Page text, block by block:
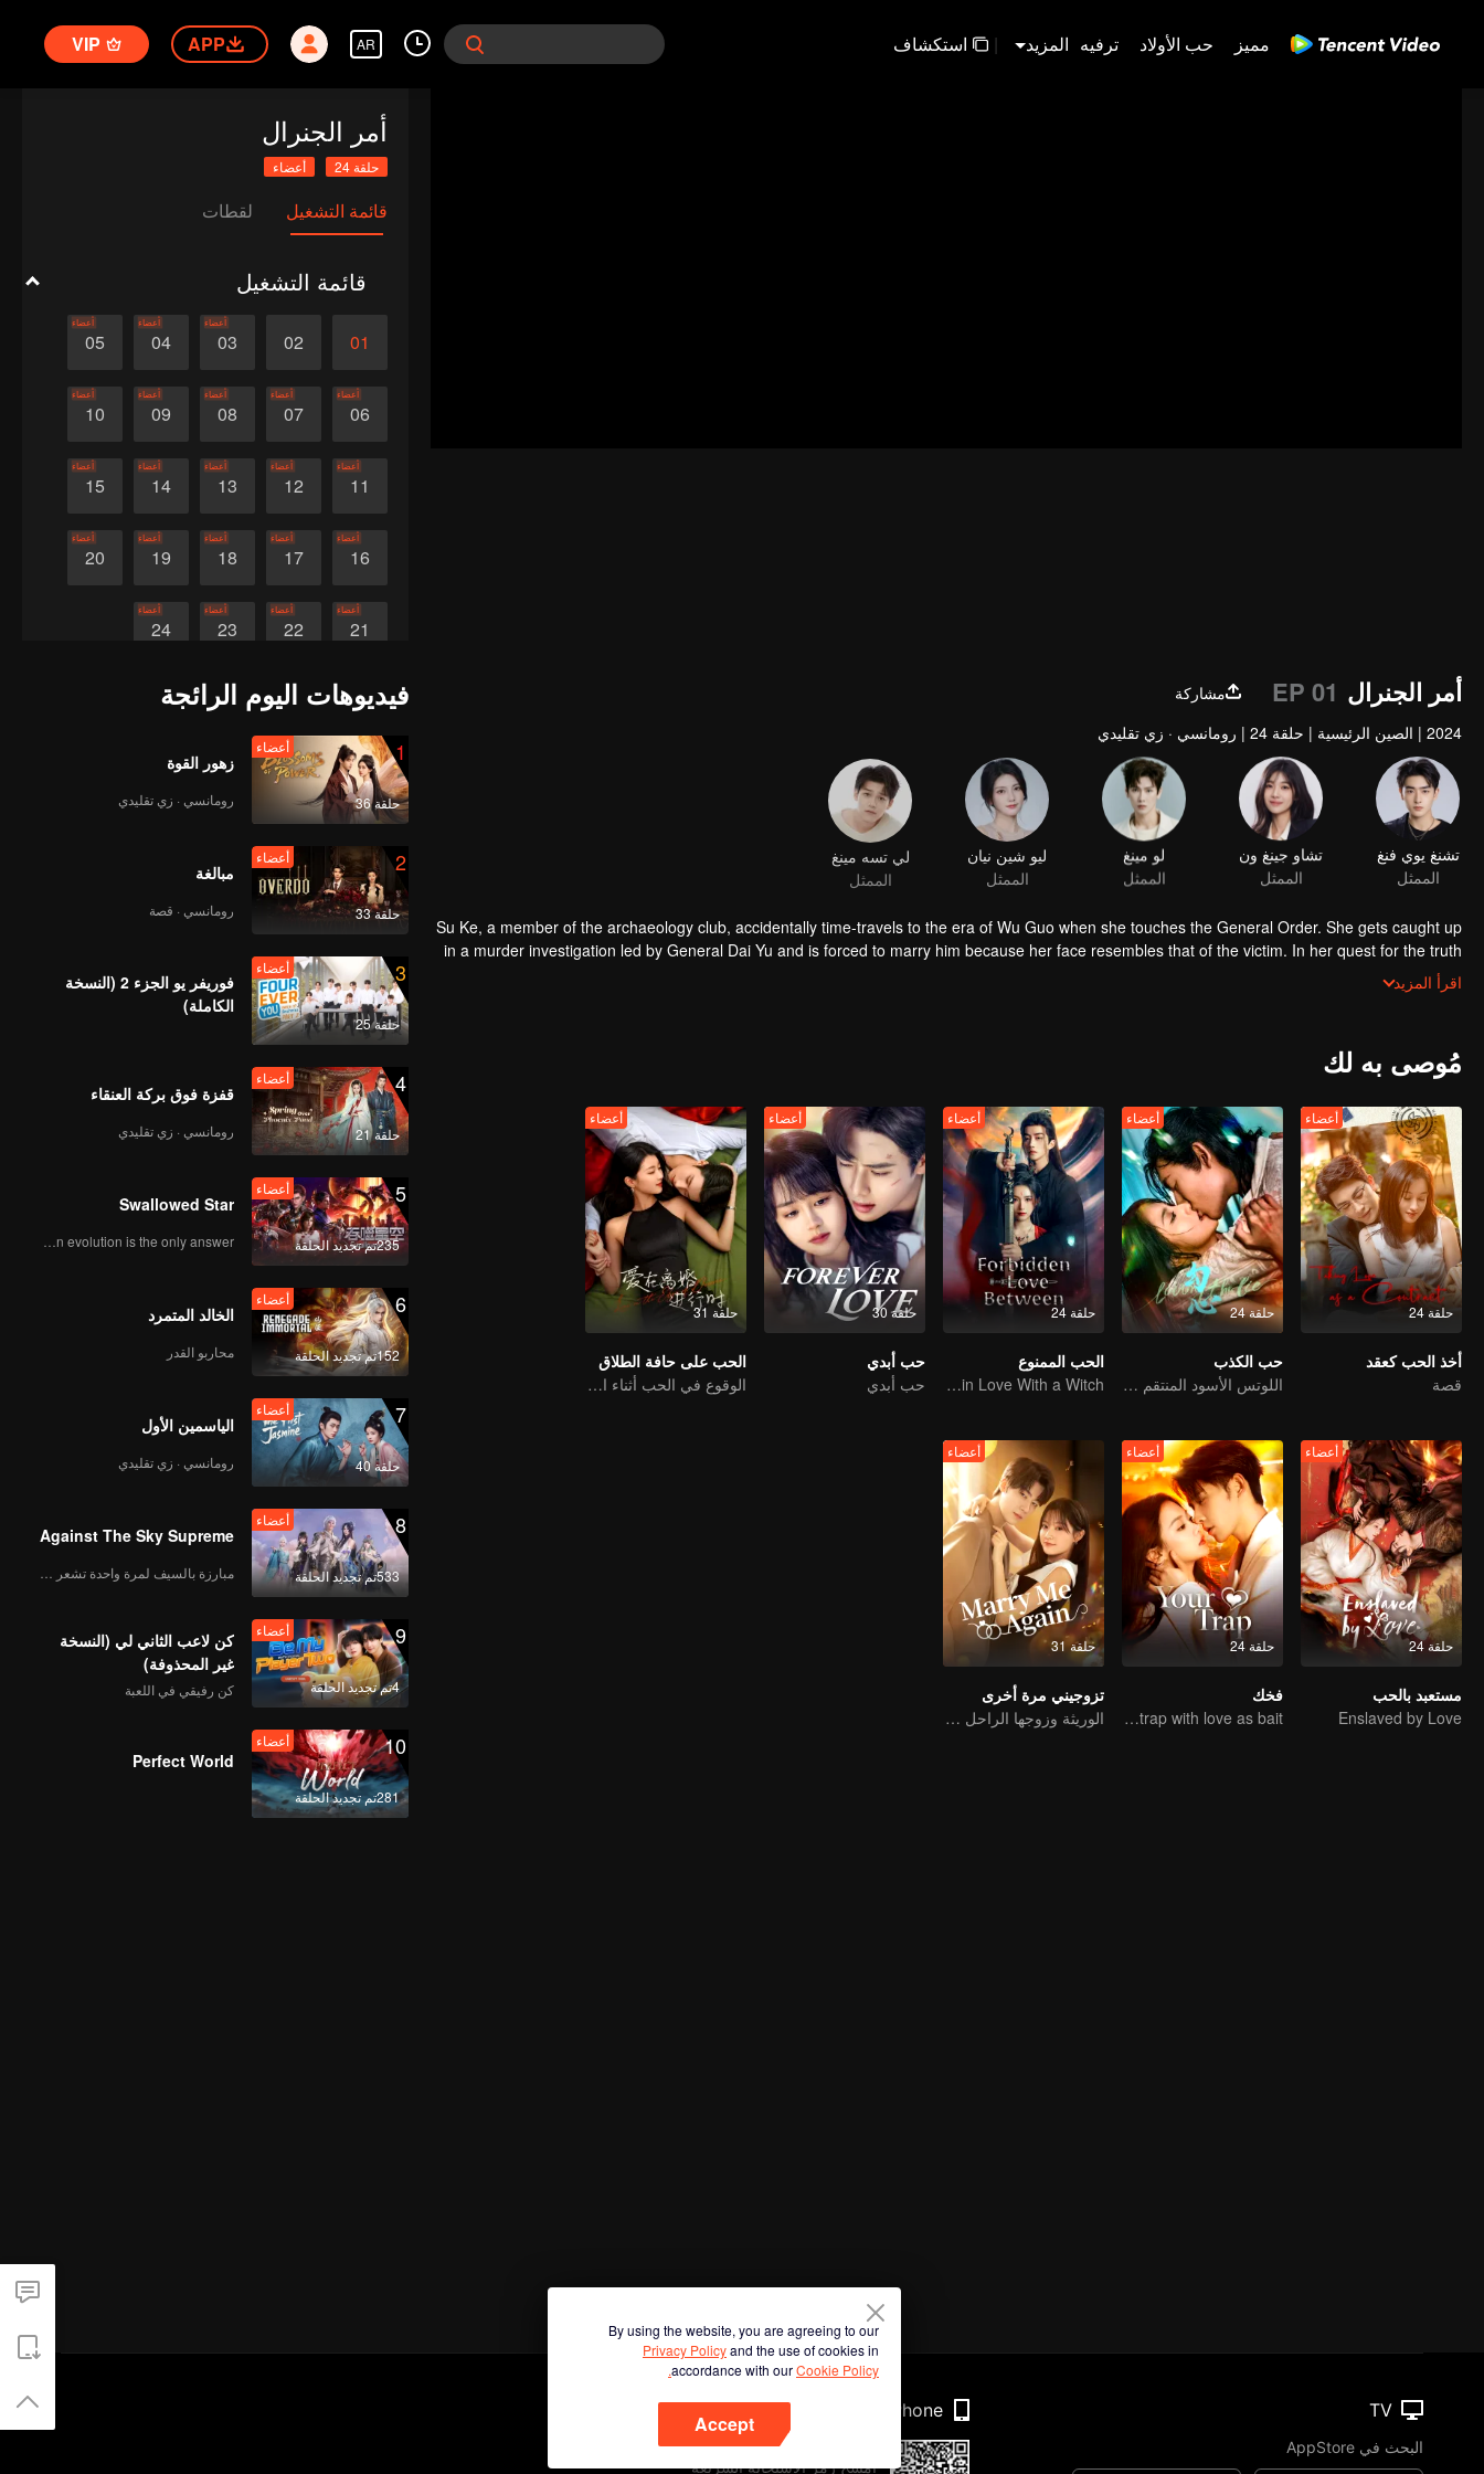
مميز حب الأولاد ترفيه المزيد | استكشاف AR
APP
VIP
أمر الجنرال
حلقة 24 أعضاء
قائمة التشغيل لقطات
قائمة التشغيل
01
02
03
أعضاء
04
أعضاء
05
أعضاء
06
أعضاء
07
أعضاء
08
أعضاء
09
أعضاء
10
أعضاء
11
أعضاء
12
أعضاء
13
أعضاء
14
أعضاء
15
أعضاء
16
أعضاء
17
أعضاء
18
أعضاء
19
أعضاء
20
أعضاء
21
أعضاء
22
أعضاء
23
أعضاء
24
أعضاء
أمر الجنرال EP 01
مشاركة
2024
| الصين الرئيسية | حلقة 24 | رومانسي · زي تقليدي
تشنغ يوي فنغ
الممثل
تشاو جينغ ون
الممثل
لو مينغ
الممثل
ليو شين نيان
الممثل
لي تسه مينغ
الممثل
Su Ke, a member of the archaeology club, accidentally time-travels to the era of Wu Guo when she touches the General Order. She gets caught up
in a murder investigation led by General Dai Yu and is forced to marry him because her face resembles that of the victim. In her quest for the truth
alongside Dai Yu, Su Ke discovers several of her clubmates who are also trapped in that era, including Sun Duo, who is now an emperor. With Sun
Duo's help, they manage to capture the real murderer, but a bigger secret is still waiting to be uncovered.
اقرأ المزيد
مُوصى به لك
حلقة 24
أعضاء
أخذ الحب كعقد
قصة
حلقة 24
أعضاء
حب الكذب
اللوتس الأسود المنتقم يقع في حب الشاب المارق
حلقة 24
أعضاء
الحب الممنوع
An Immortal Falls in Love With a Witch
حلقة 30
أعضاء
حب أبدي
حب أبدي
حلقة 31
أعضاء
الحب على حافة الطلاق
الوقوع في الحب أثناء الطلاق
حلقة 24
أعضاء
مستعبد بالحب
Enslaved by Love
حلقة 24
أعضاء
فخك
Lure you into the trap with love as bait
حلقة 31
أعضاء
تزوجيني مرة أخرى
الوريثة وزوجها الراحل المزدوج
فيديوهات اليوم الرائجة
1
حلقة 36
أعضاء
زهور القوة
رومانسي · زي تقليدي
2
حلقة 33
أعضاء
مبالغة
رومانسي · قصة
3
حلقة 25
أعضاء
فوريفر يو الجزء 2 (النسخة
الكاملة)
4
حلقة 21
أعضاء
قفزة فوق بركة العنقاء
رومانسي · زي تقليدي
5
235تم تجديد الحلقة
أعضاء
Swallowed Star
Human evolution is the only answer.
6
152تم تجديد الحلقة
أعضاء
الخالد المتمرد
محاربو القدر
7
حلقة 40
أعضاء
الياسمين الأول
رومانسي · زي تقليدي
8
533تم تجديد الحلقة
أعضاء
Against The Sky Supreme
9
4تم تجديد الحلقة
أعضاء
كن لاعب الثاني لي (النسخة
غير المحذوفة)
كن رفيقي في اللعبة
10
281تم تجديد الحلقة
أعضاء
Perfect World
By using the website, you are agreeing to our
Privacy Policyand the use of cookies in
accordance with ourCookie Policy.
Accept
TV
البحث في AppStore
Phone
امسح رمز الاستجابة السريعة